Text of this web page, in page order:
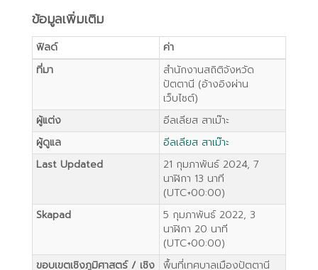
ข้อมูลเพิ่มเติม
ฟิลด์
ค่า
ที่มา
สำนักงานสถิติจังหวัด
ปัตตานี (อ้างอิงผ่าน
เว็บไซต์)
ผู้แต่ง
อีลเลียส สาเม๊าะ
ผู้ดูแล
อีลเลียส สาเม๊าะ
Last Updated
21 กุมภาพันธ์ 2024, 7
นาฬิกา 13 นาที
(UTC+00:00)
Skapad
5 กุมภาพันธ์ 2022, 3
นาฬิกา 20 นาที
(UTC+00:00)
ขอบเขตเชิงภูมิศาสตร์ / เชิง พื้นที่เทศบาลเมืองปัตตานี